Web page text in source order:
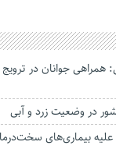
همراهی جوانان در